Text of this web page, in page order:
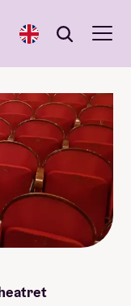
English Søk
Søk